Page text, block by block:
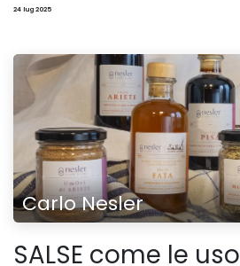
24 lug 2025
Carlo Nesler
SALSE come le uso